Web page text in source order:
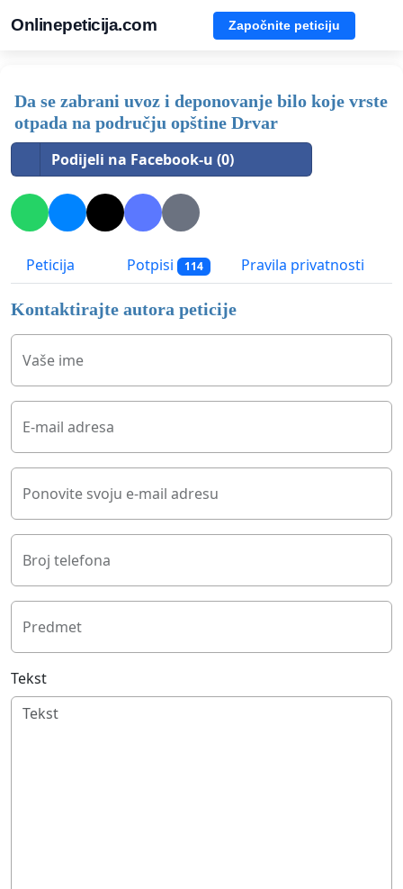
Onlinepeticija.com Započnite peticiju
Da se zabrani uvoz i deponovanje bilo koje vrste
otpada na području opštine Drvar
Podijeli na Facebook-u (0)
Peticija Potpisi 114 Pravila privatnosti
Kontaktirajte autora peticije
Vaše ime
E-mail adresa
Ponovite svoju e-mail adresu
Broj telefona
Predmet
Tekst